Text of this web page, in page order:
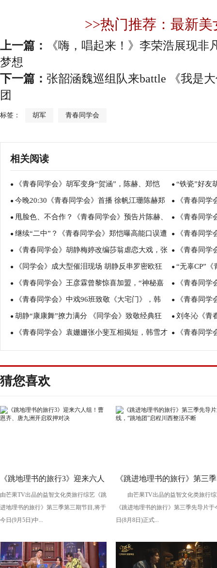
>>热门推荐：最新美
上一篇：
《嗨，唱起来！》李荣浩展现
梦想
下一篇： 张韶涵魏巡组队来battle 《我是
团
标签： 胡军 青春同学会
相关阅读
● 《青春同学会》胡军变身“贺涵”，陈赫、郑恺
“大打出手”
● “铁瓷”好友
● 今晚20:30《青春同学会》首播 徐帆江珊陈赫郑
恺老同学重聚共排毕业大戏
● 《青春同
味情话”暖翻
● 甩脸色、不合作？《青春同学会》预告片陈赫、
郑恺“无视”张殿伦
● 《青春同
版“芳华”
● 继续“二中”？《青春同学会》郑恺曝高能口误遭
集体吐槽
● 《青春同
反串罗密欧
● 《青春同学会》胡静梅婷改编莎翁虐恋大戏，张
彤彩排现场哽咽罢演
● 《青春同
飞斗智斗勇大
● 《同学会》成大型催泪现场 胡静反串罗密欧狂
撩少女心
● “无辜CP”
霖激动相拥转
● 《青春同学会》王彦霖曾黎惊喜加盟，“神秘嘉
宾”上演“恐怖”整蛊
● 《青春同
班集体“重返
● 《青春同学会》中戏96班致敬《大宅门》，韩
东君重现《无间道》天台PK
● 《青春同
辰喜提“耿直
● 胡静“康康舞”撩力满分 《同学会》致敬经典狂
戳泪点
● 刘冬沁《青
角可帅酷可搞
● 《青春同学会》袁姗姗张小斐互相揭短，韩雪才
艺表演“开口跪”
● 《青春同
姗爱心信件变
猜您喜欢
《跳地理书的旅行3》迎来六人
组！曹恩齐、唐九洲开启双押
对决
由芒果TV出品的益智文化类旅行综艺《跳
进地理书的旅行》第三季第三期节目,将于
今日(9月5日)中...
《跳进地理书的旅行》第三季
先导片上线，“跳地团”启程川
西整活不断
由芒果TV出品的益智文化类旅行
《跳进地理书的旅行》第三季先导片于
日(8月8日)正式...